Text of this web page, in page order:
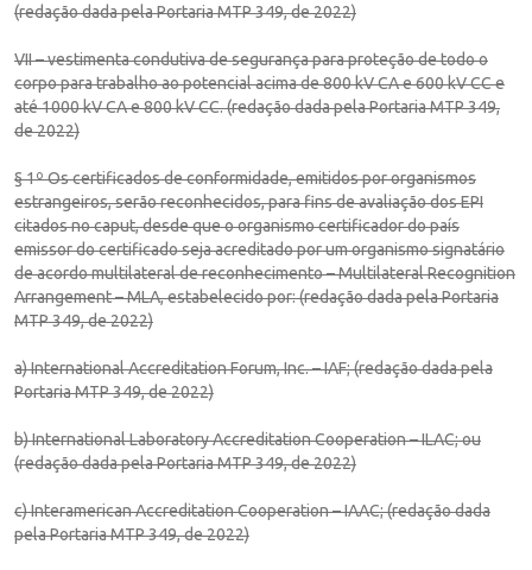
(redação dada pela Portaria MTP 349, de 2022)
VII – vestimenta condutiva de segurança para proteção de todo o
corpo para trabalho ao potencial acima de 800 kV CA e 600 kV CC e
até 1000 kV CA e 800 kV CC. (redação dada pela Portaria MTP 349,
de 2022)
§ 1º Os certificados de conformidade, emitidos por organismos
estrangeiros, serão reconhecidos, para fins de avaliação dos EPI
citados no caput, desde que o organismo certificador do país
emissor do certificado seja acreditado por um organismo signatário
de acordo multilateral de reconhecimento – Multilateral Recognition
Arrangement – MLA, estabelecido por: (redação dada pela Portaria
MTP 349, de 2022)
a) International Accreditation Forum, Inc. – IAF; (redação dada pela
Portaria MTP 349, de 2022)
b) International Laboratory Accreditation Cooperation – ILAC; ou
(redação dada pela Portaria MTP 349, de 2022)
c) Interamerican Accreditation Cooperation – IAAC; (redação dada
pela Portaria MTP 349, de 2022)